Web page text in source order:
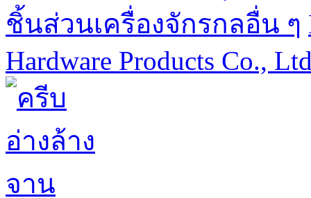
ชิ้นส่วนเครื่องจักรกลอื่น ๆ
Hardware Products Co.,